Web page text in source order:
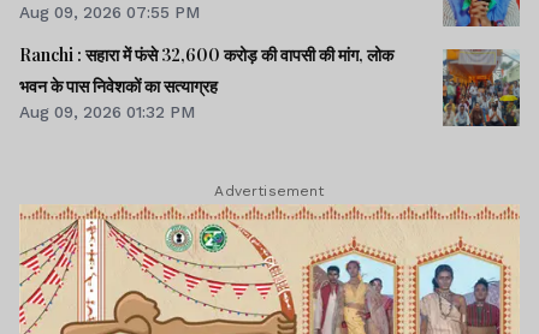
Aug 09, 2026 07:55 PM
Ranchi : सहारा में फंसे 32,600 करोड़ की वापसी की मांग, लोक
भवन के पास निवेशकों का सत्याग्रह
Aug 09, 2026 01:32 PM
Advertisement